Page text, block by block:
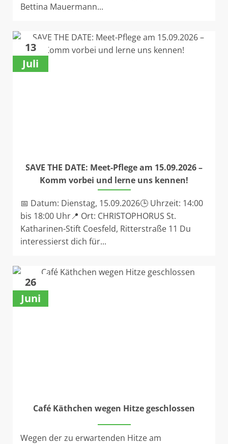
Bettina Mauermann...
13
Juli
SAVE THE DATE: Meet-Pflege am 15.09.2026 –
Komm vorbei und lerne uns kennen!
📅 Datum: Dienstag, 15.09.2026🕒 Uhrzeit: 14:00
bis 18:00 Uhr📍 Ort: CHRISTOPHORUS St.
Katharinen-Stift Coesfeld, Ritterstraße 11 Du
interessierst dich für...
26
Juni
Café Käthchen wegen Hitze geschlossen
Wegen der zu erwartenden Hitze am